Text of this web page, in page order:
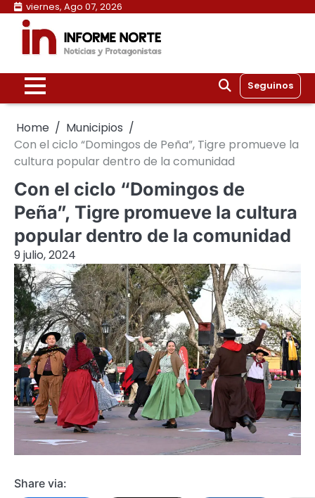
Skip
content
viernes, Ago 07, 2026
Seguinos
Home
Municipios
Con el ciclo “Domingos de Peña”, Tigre promueve la
cultura popular dentro de la comunidad
Con el ciclo “Domingos de
Peña”, Tigre promueve la cultura
popular dentro de la comunidad
9 julio, 2024
Share via: